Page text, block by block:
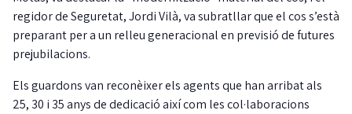
regidor de Seguretat, Jordi Vilà, va subratllar que el cos s’està
preparant per a un relleu generacional en previsió de futures
prejubilacions.
Els guardons van reconèixer els agents que han arribat als
25, 30 i 35 anys de dedicació així com les col·laboracions